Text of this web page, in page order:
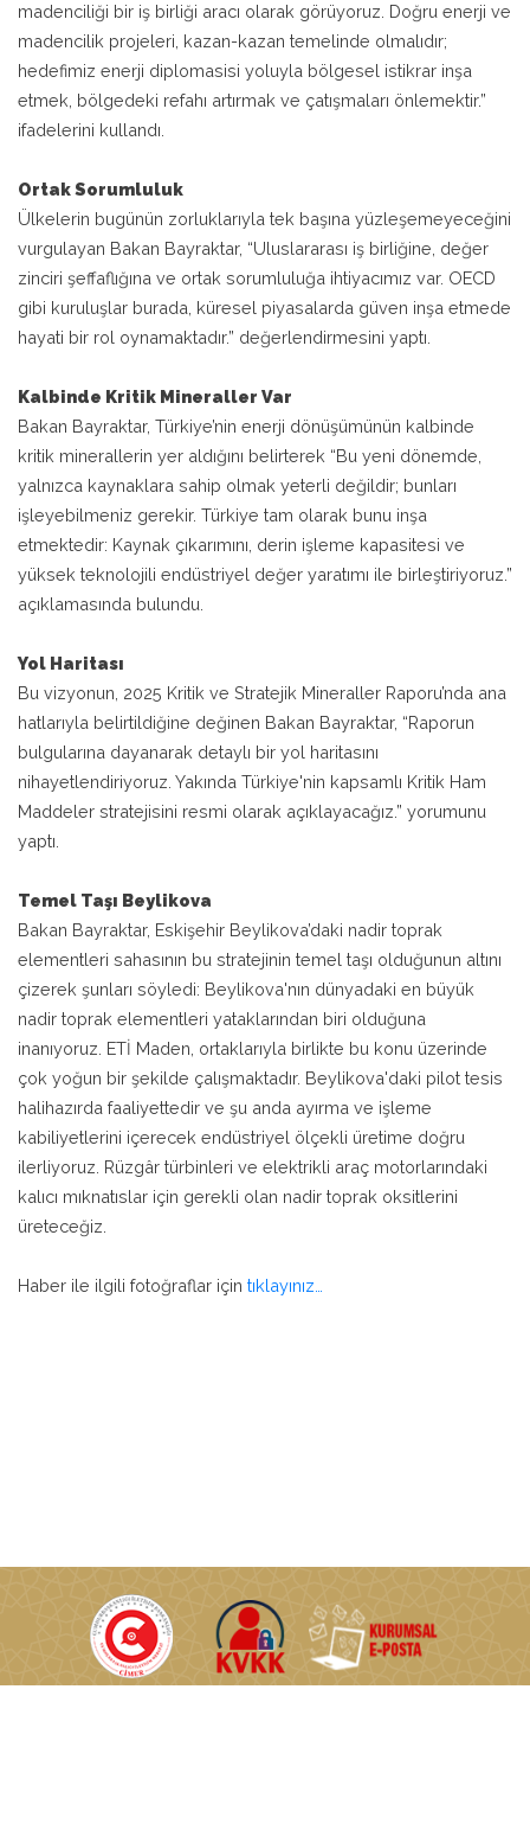
madenciliği bir iş birliği aracı olarak görüyoruz. Doğru enerji ve
madencilik projeleri, kazan-kazan temelinde olmalıdır;
hedefimiz enerji diplomasisi yoluyla bölgesel istikrar inşa
etmek, bölgedeki refahı artırmak ve çatışmaları önlemektir.”
ifadelerini kullandı.
Ortak Sorumluluk
Ülkelerin bugünün zorluklarıyla tek başına yüzleşemeyeceğini
vurgulayan Bakan Bayraktar, “Uluslararası iş birliğine, değer
zinciri şeffaflığına ve ortak sorumluluğa ihtiyacımız var. OECD
gibi kuruluşlar burada, küresel piyasalarda güven inşa etmede
hayati bir rol oynamaktadır.” değerlendirmesini yaptı.
Kalbinde Kritik Mineraller Var
Bakan Bayraktar, Türkiye’nin enerji dönüşümünün kalbinde
kritik minerallerin yer aldığını belirterek “Bu yeni dönemde,
yalnızca kaynaklara sahip olmak yeterli değildir; bunları
işleyebilmeniz gerekir. Türkiye tam olarak bunu inşa
etmektedir: Kaynak çıkarımını, derin işleme kapasitesi ve
yüksek teknolojili endüstriyel değer yaratımı ile birleştiriyoruz.”
açıklamasında bulundu.
Yol Haritası
Bu vizyonun, 2025 Kritik ve Stratejik Mineraller Raporu’nda ana
hatlarıyla belirtildiğine değinen Bakan Bayraktar, “Raporun
bulgularına dayanarak detaylı bir yol haritasını
nihayetlendiriyoruz. Yakında Türkiye'nin kapsamlı Kritik Ham
Maddeler stratejisini resmi olarak açıklayacağız.” yorumunu
yaptı.
Temel Taşı Beylikova
Bakan Bayraktar, Eskişehir Beylikova’daki nadir toprak
elementleri sahasının bu stratejinin temel taşı olduğunun altını
çizerek şunları söyledi: Beylikova'nın dünyadaki en büyük
nadir toprak elementleri yataklarından biri olduğuna
inanıyoruz. ETİ Maden, ortaklarıyla birlikte bu konu üzerinde
çok yoğun bir şekilde çalışmaktadır. Beylikova'daki pilot tesis
halihazırda faaliyettedir ve şu anda ayırma ve işleme
kabiliyetlerini içerecek endüstriyel ölçekli üretime doğru
ilerliyoruz. Rüzgâr türbinleri ve elektrikli araç motorlarındaki
kalıcı mıknatıslar için gerekli olan nadir toprak oksitlerini
üreteceğiz.
Haber ile ilgili fotoğraflar için tıklayınız…